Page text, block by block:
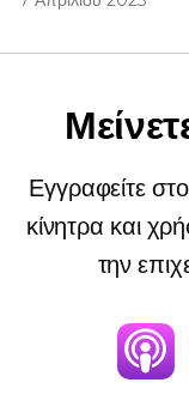
Εγγραφείτε
κίνητρα και
την